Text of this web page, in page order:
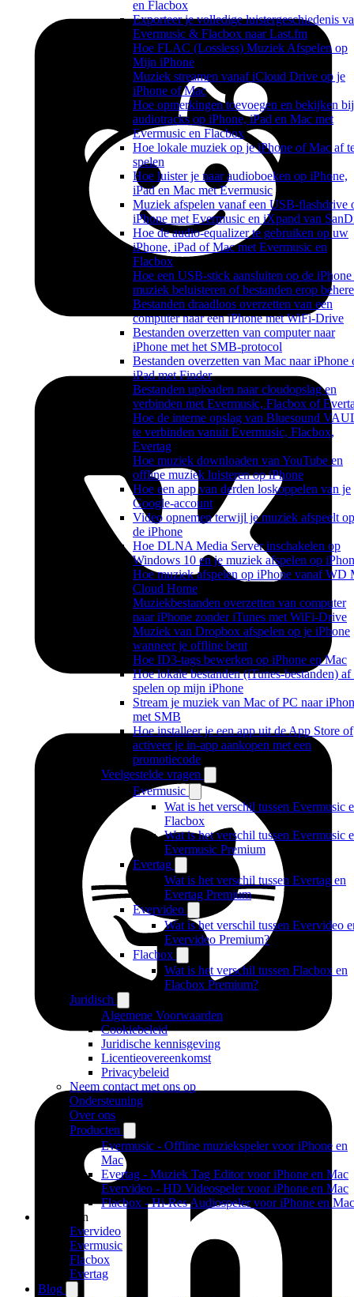
en Flacbox
Exporteer je volledige luistergeschiedenis
Evermusic & Flacbox naar Last.fm
Hoe FLAC (Lossless) Muziek Afspelen op
Mijn iPhone
Muziek streamen vanaf iCloud Drive op je
iPhone of Mac
Hoe opmerkingen toevoegen en bekijken
audiotracks op iPhone, iPad en Mac met
Evermusic en Flacbox
Hoe lokale muziek op je iPhone of Mac af
spelen
Hoe luister je naar audioboeken op iPhone,
iPad en Mac met Evermusic
Muziek afspelen vanaf een USB-flashdrive
iPhone met Evermusic en iXpand van
Hoe de audio-equalizer te gebruiken op uw
iPhone, iPad of Mac met Evermusic en
Flacbox
Hoe een USB-stick aansluiten op de iPhone
muziek beluisteren of bestanden erop
Bestanden draadloos overzetten van een
computer naar een iPhone met WiFi-Drive
Bestanden overzetten van computer naar
iPhone met het SMB-protocol
Bestanden overzetten van Mac naar iPhone
iPad met Finder
Bestanden uploaden naar cloudopslag en
verbinden met Evermusic, Flacbox of
Hoe de interne opslag van Bluesound
te verbinden vanuit Evermusic, Flacbox,
Evertag
Hoe muziek downloaden van YouTube en
offline muziek luisteren op iPhone
Hoe een app van derden loskoppelen van je
Google-account
Video opnemen terwijl je muziek afspeelt op
de iPhone
Hoe DLNA Media Server inschakelen op
Windows 10 en je muziek afspelen op
Hoe muziek afspelen op iPhone vanaf WD
Cloud Home
Muziekbestanden overzetten van computer
naar iPhone zonder iTunes met WiFi-Drive
Muziek van Dropbox afspelen op je iPhone
wanneer je offline bent
Hoe ID3-tags bewerken op iPhone en Mac
Hoe lokale bestanden (iTunes-bestanden) af
spelen op mijn iPhone
Stream je muziek van Mac of PC naar
met SMB
Hoe installeer je een app uit de App Store of
activeer je in-app aankopen met een
promotiecode
Veelgestelde vragen
Evermusic
Wat is het verschil tussen Evermusic
Flacbox
Wat is het verschil tussen Evermusic
Evermusic Premium
Evertag
Wat is het verschil tussen Evertag en
Evertag Premium
Evervideo
Wat is het verschil tussen Evervideo
Evervideo Premium?
Flacbox
Wat is het verschil tussen Flacbox en
Flacbox Premium?
Juridisch
Algemene Voorwaarden
Cookiebeleid
Juridische kennisgeving
Licentieovereenkomst
Privacybeleid
Neem contact met ons op
Ondersteuning
Over ons
Producten
Evermusic - Offline muziekspeler voor iPhone en
Mac
Evertag - Muziek Tag Editor voor iPhone en Mac
Evervideo - HD Videospeler voor iPhone en Mac
Flacbox - Hi-Res Audiospeler voor iPhone en Mac
Producten
Evervideo
Evermusic
Flacbox
Evertag
Blog